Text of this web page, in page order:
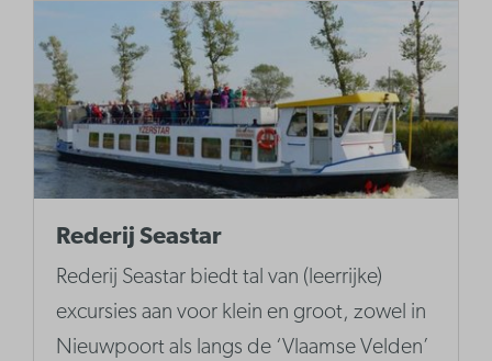
Rederij Seastar
Rederij Seastar biedt tal van (leerrijke)
excursies aan voor klein en groot, zowel in
Nieuwpoort als langs de ‘Vlaamse Velden’